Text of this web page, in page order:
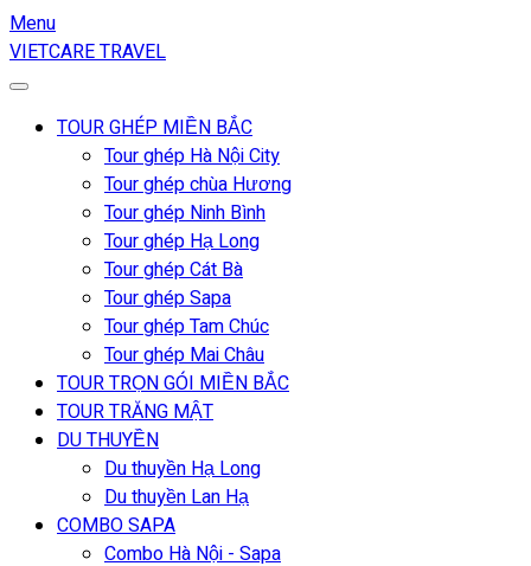
Menu
VIETCARE TRAVEL
TOUR GHÉP MIỀN BẮC
Tour ghép Hà Nội City
Tour ghép chùa Hương
Tour ghép Ninh Bình
Tour ghép Hạ Long
Tour ghép Cát Bà
Tour ghép Sapa
Tour ghép Tam Chúc
Tour ghép Mai Châu
TOUR TRỌN GÓI MIỀN BẮC
TOUR TRĂNG MẬT
DU THUYỀN
Du thuyền Hạ Long
Du thuyền Lan Hạ
COMBO SAPA
Combo Hà Nội - Sapa